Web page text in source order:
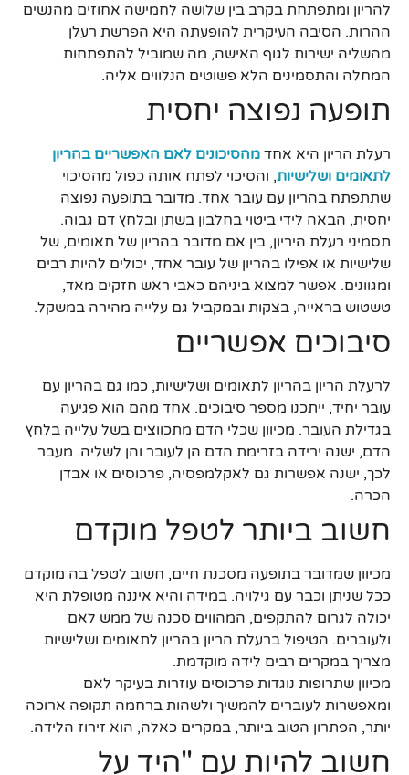
להריון ומתפתחת בקרב בין שלושה לחמישה אחוזים מהנשים
ההרות. הסיבה העיקרית להופעתה היא הפרשת רעלן
מהשליה ישירות לגוף האישה, מה שמוביל להתפתחות
המחלה והתסמינים הלא פשוטים הנלווים אליה.
תופעה נפוצה יחסית
רעלת הריון היא אחד מהסיכונים לאם האפשריים בהריון
לתאומים ושלישיות, והסיכוי לפתח אותה כפול מהסיכוי
שתתפתח בהריון עם עובר אחד. מדובר בתופעה נפוצה
יחסית, הבאה לידי ביטוי בחלבון בשתן ובלחץ דם גבוה.
תסמיני רעלת היריון, בין אם מדובר בהריון של תאומים, של
שלישיות או אפילו בהריון של עובר אחד, יכולים להיות רבים
ומגוונים. אפשר למצוא ביניהם כאבי ראש חזקים מאד,
טשטוש בראייה, בצקות ובמקביל גם עלייה מהירה במשקל.
סיבוכים אפשריים
לרעלת הריון בהריון לתאומים ושלישיות, כמו גם בהריון עם
עובר יחיד, ייתכנו מספר סיבוכים. אחד מהם הוא פגיעה
בגדילת העובר. מכיוון שכלי הדם מתכווצים בשל עלייה בלחץ
הדם, ישנה ירידה בזרימת הדם הן לעובר והן לשליה. מעבר
לכך, ישנה אפשרות גם לאקלמפסיה, פרכוסים או אבדן
הכרה.
חשוב ביותר לטפל מוקדם
מכיוון שמדובר בתופעה מסכנת חיים, חשוב לטפל בה מוקדם
ככל שניתן וכבר עם גילויה. במידה והיא איננה מטופלת היא
יכולה לגרום להתקפים, המהווים סכנה של ממש לאם
ולעוברים. הטיפול ברעלת הריון בהריון לתאומים ושלישיות
מצריך במקרים רבים לידה מוקדמת.
מכיוון שתרופות נוגדות פרכוסים עוזרות בעיקר לאם
ומאפשרות לעוברים להמשיך ולשהות ברחמה תקופה ארוכה
יותר, הפתרון הטוב ביותר, במקרים כאלה, הוא זירוז הלידה.
חשוב להיות עם "היד על